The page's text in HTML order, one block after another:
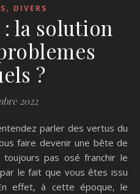
, DIVERS
la solution
?
2022
faire devenir une bête de
toujours pas osé franchir le
le fait que vous êtes issu
effet, à cette époque, le